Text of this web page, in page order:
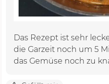
Das Rezept ist sehr
die Garzeit noch um 5
das Gemüse noch zu